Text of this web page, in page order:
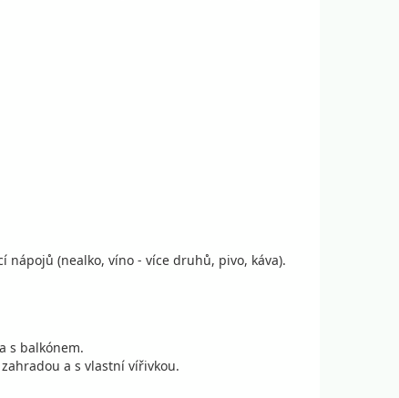
(nealko, víno - více druhů, pivo, káva).
s balkónem.
a s vlastní vířivkou.